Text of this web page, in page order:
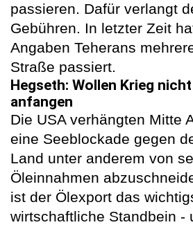
passieren. Dafür verlangt
Gebühren. In letzter Zeit
Angaben Teherans
Straße passiert.
Hegseth: Wollen Krieg
anfangen
Die USA verhängten Mitte
eine Seeblockade gegen
Land unter anderem von
Öleinnahmen
ist der Ölexport das
wirtschaftliche Standbein -